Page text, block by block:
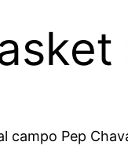
campo Pep